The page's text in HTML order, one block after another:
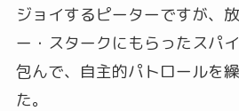
ジョイするピーターですが、
ー・スタークにもらったスパ
包んで、自主的パトロールを
た。